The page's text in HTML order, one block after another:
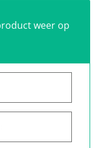
weer op